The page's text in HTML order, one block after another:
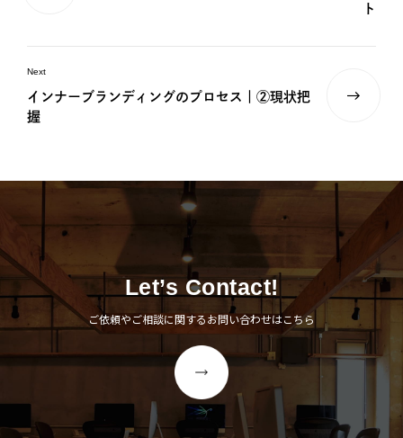
ト
Next
インナーブランディングのプロセス｜②現状把
握
Let’s Contact!
ご依頼やご相談に関するお問い合わせはこちら